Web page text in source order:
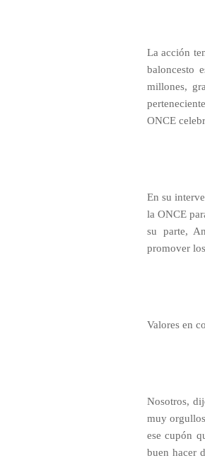
La acción
baloncesto
millones,
ONCE
En su
la ONCE
su parte,
promover
Valores en
Nosotros,
muy
ese cupón
buen hacer